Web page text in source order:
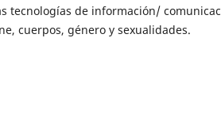
tecnologías de información/
cuerpos, género y sexualidades.